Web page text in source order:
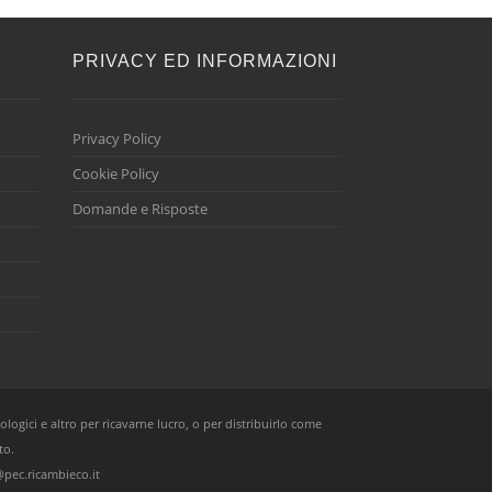
PRIVACY ED INFORMAZIONI
Privacy Policy
Cookie Policy
Domande e Risposte
e altro per ricavarne lucro, o per distribuirlo come